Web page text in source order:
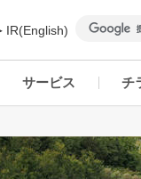
IR(English)
サービス チ